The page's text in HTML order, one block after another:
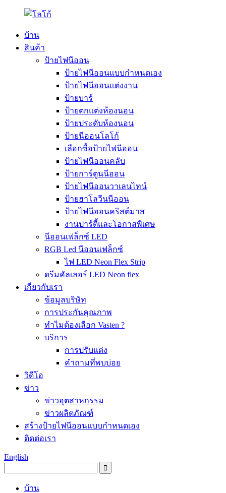
บ้าน
สินค้า
ป้ายไฟนีออน
ป้ายไฟนีออนแบบกำหนดเอง
ป้ายไฟนีออนแต่งงาน
ป้ายบาร์
ป้ายตกแต่งห้องนอน
ป้ายประดับห้องนอน
ป้ายนีออนโลโก้
เลือกซื้อป้ายไฟนีออน
ป้ายไฟนีออนคลับ
ป้ายการ์ตูนนีออน
ป้ายไฟนีออนวาเลนไทน์
ป้ายฮาโลวีนนีออน
ป้ายไฟนีออนคริสต์มาส
งานปาร์ตี้และโอกาสพิเศษ
นีออนเฟล็กซ์ LED
RGB Led นีออนเฟล็กซ์
ไฟ LED Neon Flex Strip
ดรีมคัลเลอร์ LED Neon flex
เกี่ยวกับเรา
ข้อมูลบริษัท
การประกันคุณภาพ
ทำไมต้องเลือก Vasten ?
บริการ
การปรับแต่ง
คำถามที่พบบ่อย
วิดีโอ
ข่าว
ข่าวอุตสาหกรรม
ข่าวผลิตภัณฑ์
สร้างป้ายไฟนีออนแบบกำหนดเอง
ติดต่อเรา
English
บ้าน